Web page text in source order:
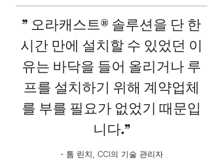
" 오라캐스트® 솔루션을 단 한
시간 만에 설치할 수 있었던 이
유는 바닥을 들어 올리거나 루
프를 설치하기 위해 계약업체
를 부를 필요가 없었기 때문입
니다."
- 톰 린치, CCI의 기술 관리자